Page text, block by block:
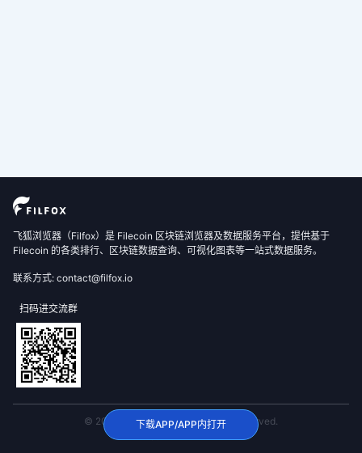
飞狐浏览器（Filfox）是 Filecoin 区块链浏览器及数据服务平台，提供基于
Filecoin 的各类排行、区块链数据查询、可视化图表等一站式数据服务。
联系方式: contact@filfox.io
扫码进交流群
© 2020 FilFox Project. All Rights Reserved.
下载APP/APP内打开